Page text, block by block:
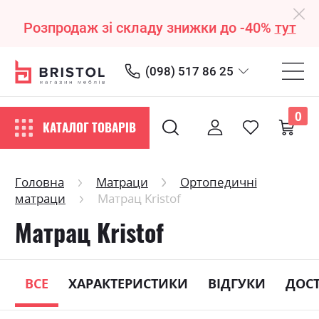
Розпродаж зі складу знижки до -40% тут
(098) 517 86 25
КАТАЛОГ ТОВАРІВ
0
Головна Матраци
Ортопедичні
матраци
Матрац Kristof
Матрац Kristof
ВСЕ ХАРАКТЕРИСТИКИ ВІДГУКИ